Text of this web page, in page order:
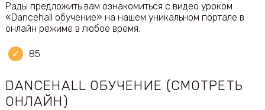
Рады предложить вам ознакомиться с видео уроком
«Dancehall обучение» на нашем уникальном портале в
онлайн режиме в любое время.
85
DANCEHALL ОБУЧЕНИЕ (СМОТРЕТЬ
ОНЛАЙН)